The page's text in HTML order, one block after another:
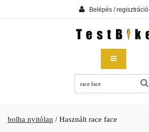
Belépés / regisztráció
bolha nyitólap / Használt race face